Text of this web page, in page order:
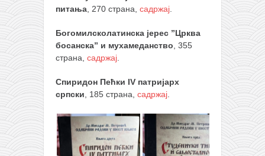
питања, 270 страна, садржај.
Богомилсколатинска јерес ”Црква
босанска” и мухамеданство, 355
страна, садржај.
Спиридон Пећки IV патријарх
српски, 185 страна, садржај.